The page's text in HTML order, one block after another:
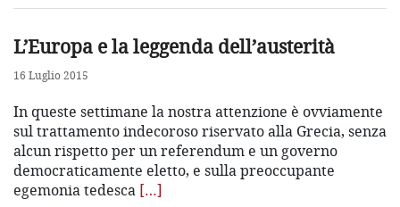
L’Europa e la leggenda dell’austerità
16 Luglio 2015
In queste settimane la nostra attenzione è ovviamente
sul trattamento indecoroso riservato alla Grecia, senza
alcun rispetto per un referendum e un governo
democraticamente eletto, e sulla preoccupante
egemonia tedesca […]